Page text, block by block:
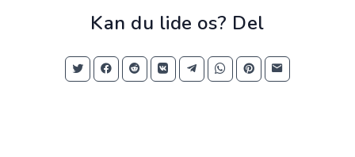
Kan du lide os? Del